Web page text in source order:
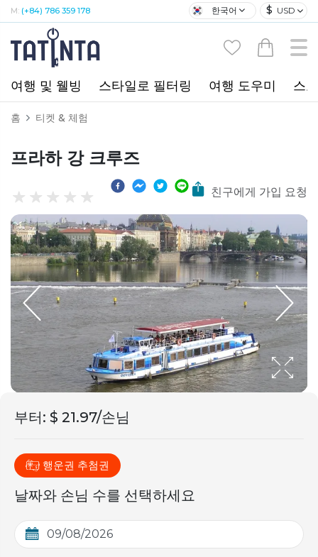
M: (+84) 786 359 178 한국어 $ USD
여행 및 웰빙 스타일로 필터링 여행 도우미 스
홈 티켓 & 체험
프라하 강 크루즈
친구에게 가입 요청
부터: $ 21.97/손님
행운권 추첨권
날짜와 손님 수를 선택하세요